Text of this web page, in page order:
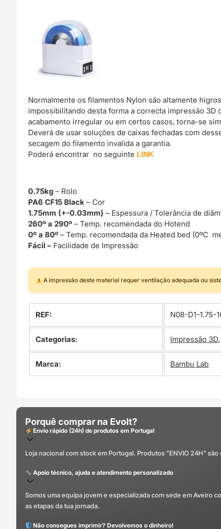
Normalmente os filamentos Nylon são altamente
impossibilitando desta forma a correcta impressão
acabamento irregular ou em certos casos, torna-se
Deverá de usar soluções de caixas fechadas com
secagem do filamento invalida a garantia.
Poderá encontrar no seguinte LINK
0.75kg – Rolo
PA6 CF15 Black– Cor
1.75mm (+-0.03mm)– Espessura / Tolerância de
260º a 290º– Temp. recomendada do Hotend
0º a 80º– Temp. recomendada da Heated bed (0ºC
Fácil – Facilidade de Impressão
A impressão deste material requer ventilação adequada ou
REF: N08-D1-1.75-
Categorias: Impressão 3D
Marca: Bambu Lab
Porquê comprar na Evolt?
Envio rápido (24h) de produtos em Portugal
Loja nacional com stock em Portugal. Produtos "ENVIO 24H"
Apoio técnico, ajuda e atendimento personalizado
Somos uma equipa jovem e especializada com sede em Aveiro
as etapas da tua jornada.
Não consegues imprimir? Devolvemos o dinheiro!